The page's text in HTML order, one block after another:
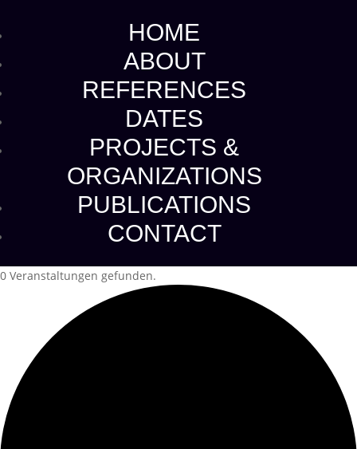
HOME
ABOUT
REFERENCES
DATES
PROJECTS &
ORGANIZATIONS
PUBLICATIONS
CONTACT
0 Veranstaltungen gefunden.